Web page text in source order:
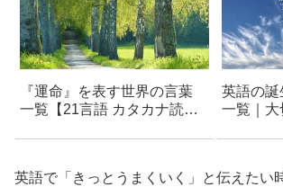
『運命』を表す世界の言葉
一覧【21言語 カタカナ読み
英語の誕
一覧｜大
英語で「きっとうまくいく」と伝えたい